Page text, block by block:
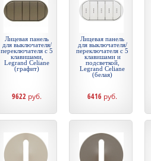
Лицевая панель
для выключателя/
переключателя с 5
клавишами,
Legrand Celiane
(графит)
9622 руб.
Лицевая панель
для выключателя/
переключателя с 5
клавишами и
подсветкой,
Legrand Celiane
(белая)
6416 руб.